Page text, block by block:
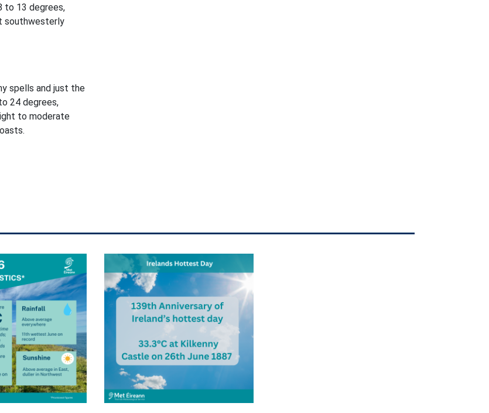
to 13 degrees,
southwesterly
spells and just the
24 degrees,
to moderate